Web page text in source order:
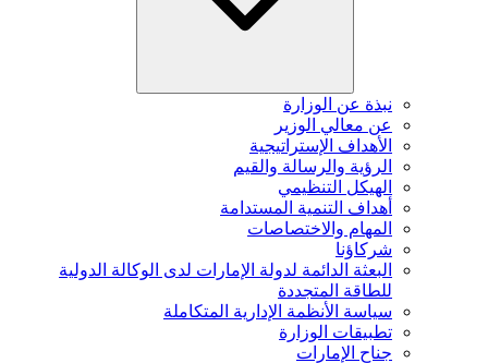
نبذة عن الوزارة
عن معالي الوزير
الأهداف الإستراتيجية
الرؤية والرسالة والقيم
الهيكل التنظيمي
أهداف التنمية المستدامة
المهام والاختصاصات
شركاؤنا
البعثة الدائمة لدولة الإمارات لدى الوكالة الدولية
للطاقة المتجددة
سياسة الأنظمة الإدارية المتكاملة
تطبيقات الوزارة
جناح الإمارات